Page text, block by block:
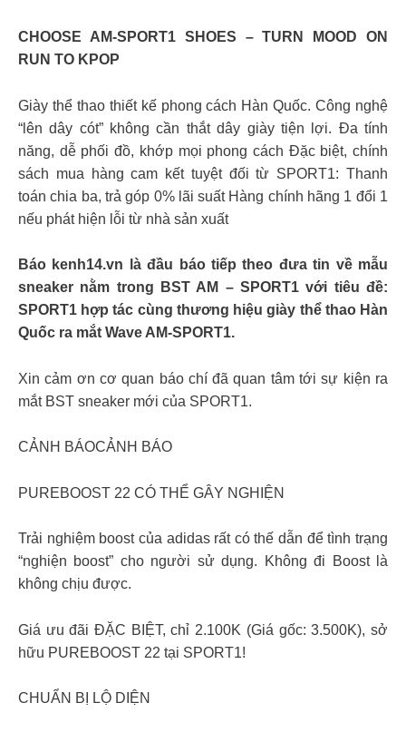
CHOOSE AM-SPORT1 SHOES – TURN MOOD ON
RUN TO KPOP
Giày thể thao thiết kế phong cách Hàn Quốc. Công nghệ
“lên dây cót” không cần thắt dây giày tiện lợi. Đa tính
năng, dễ phối đồ, khớp mọi phong cách Đặc biệt, chính
sách mua hàng cam kết tuyệt đối từ SPORT1: Thanh
toán chia ba, trả góp 0% lãi suất Hàng chính hãng 1 đổi 1
nếu phát hiện lỗi từ nhà sản xuất
Báo kenh14.vn là đầu báo tiếp theo đưa tin về mẫu
sneaker nằm trong BST AM – SPORT1 với tiêu đề:
SPORT1 hợp tác cùng thương hiệu giày thể thao Hàn
Quốc ra mắt Wave AM-SPORT1.
Xin cảm ơn cơ quan báo chí đã quan tâm tới sự kiện ra
mắt BST sneaker mới của SPORT1.
CẢNH BÁOCẢNH BÁO
PUREBOOST 22 CÓ THỂ GÂY NGHIỆN
Trải nghiệm boost của adidas rất có thế dẫn để tình trạng
“nghiện boost” cho người sử dụng. Không đi Boost là
không chịu được.
Giá ưu đãi ĐẶC BIỆT, chỉ 2.100K (Giá gốc: 3.500K), sở
hữu PUREBOOST 22 tại SPORT1!
CHUẨN BỊ LỘ DIỆN